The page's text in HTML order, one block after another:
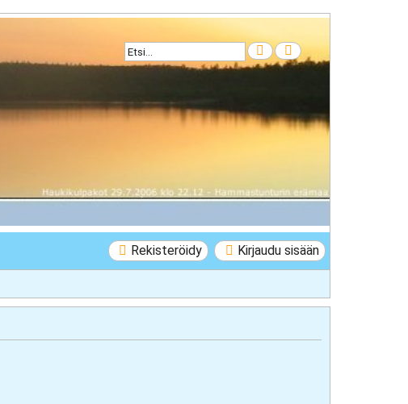
Etsi Tarkennettu haku
Kirjaudu sisään
Rekisteröidy